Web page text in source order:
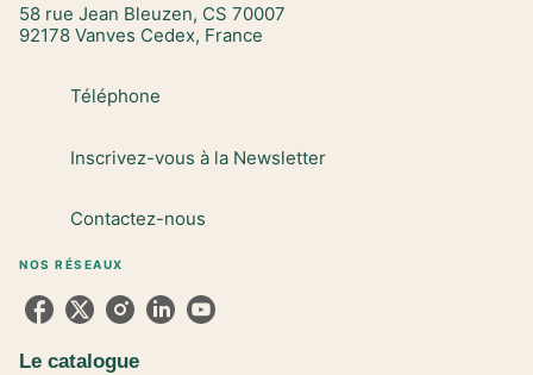
58 rue Jean Bleuzen, CS 70007
92178 Vanves Cedex, France
Téléphone
Inscrivez-vous à la Newsletter
Contactez-nous
NOS RÉSEAUX
Le catalogue